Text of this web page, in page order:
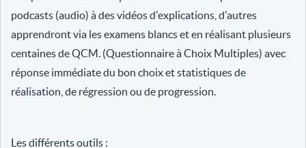
podcasts (audio) à des vidéos d'explications, d'autres
apprendront via les examens blancs et en réalisant plusieurs
centaines de QCM. (Questionnaire à Choix Multiples) avec
réponse immédiate du bon choix et statistiques de
réalisation, de régression ou de progression.
Les différents outils :